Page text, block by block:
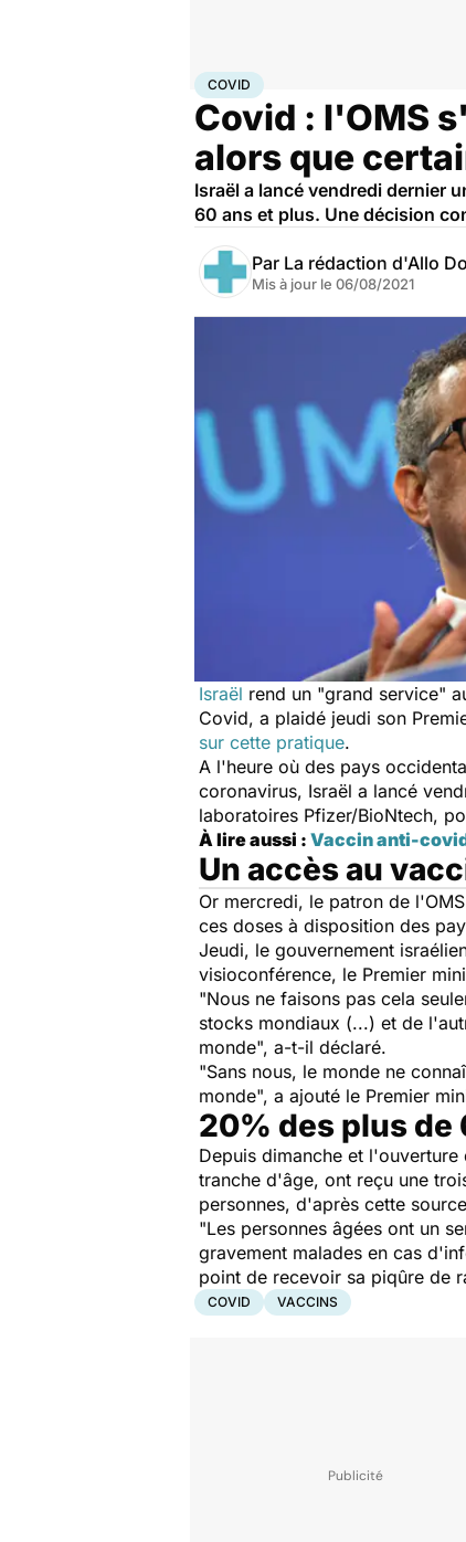
AccueilSanté
COVID
Covid : l'OMS
alors que
Israël a lancé vendredi dernier
60 ans et plus. Une décision
Par La rédaction d'Allo
Mis à jour le 06/08/2021
Israël rend un "grand service"
Covid, a plaidé jeudi son
sur cette pratique.
A l'heure où des pays
coronavirus, Israël a lancé
laboratoires Pfizer/BioNtech,
À lire aussi : Vaccin anti-
Un accès au
Or mercredi, le patron de
ces doses à disposition des
Jeudi, le gouvernement
visioconférence, le Premier
"Nous ne faisons pas cela
stocks mondiaux (...) et de
monde", a-t-il déclaré.
"Sans nous, le monde ne
monde", a ajouté le Premier
20% des plus de
Depuis dimanche et
tranche d'âge, ont reçu une
personnes, d'après cette
"Les personnes âgées ont un
gravement malades en cas
point de recevoir sa piqûre de
COVID VACCINS